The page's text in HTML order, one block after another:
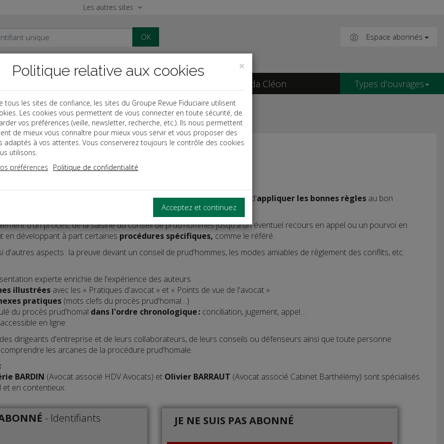
Les autres sites
OK Espace abonnés
Agenda Cléon Types d'ouvrages
Procès aux prud'hommes
aux prud'hommes 2020
LA PROCÉDURE PRUD'HOMALE ?
permet de comprendre l'ensemble de la procédure prud'homale et d'appliquer les bonnes règles au bon
d'un procès, de la saisine du conseil de prud'hommes jusqu'à un éventuel recours en appel ou un pourvoi en
en développant à part certaines procédures spécifiques, comme le référé.
d'autres aspects : la preuve devant un conseil de prud'hommes, les modes amiables de règlement des conflits, etc.
experte enrichie de l'expérience des auteurs
illustrées avec les « Pratiques d'avocat » et « Points de vue de l'avocat »
pratiques (mots clefs du procès prud'homal…)
du procès prud'homal dans l'ordre chronologique : conciliation, jugement, appel…
en ligne
dirigeants d'entreprise et de leurs collaborateurs, de leurs conseils ou défenseurs ainsi que toute personne
les arcanes de la procédure prud'homale.
BARDIN (Avocat associé HDV Avocats) et Olivier BARRAUT (Avocat associé Cabinet Barthélémy) sont spécialisés
en contentieux.
- Identifiants
JE NE SUIS PAS ABONNÉ
×
Politique relative aux cookies
tous les sites de confiance, les sites du Groupe Revue Fiduciaire utilisent
Les cookies vous permettent de vous connecter en toute sécurité, de
vos préférences (veille, newsletter, recherche, etc.). Ils nous permettent
de mieux vous connaître pour mieux vous servir et vous proposer des
adaptés à vos attentes. Vous conserverez toujours le contrôle des cookies
utilisons.
préférences
Politique de confidentialité
Acceptez et continuez